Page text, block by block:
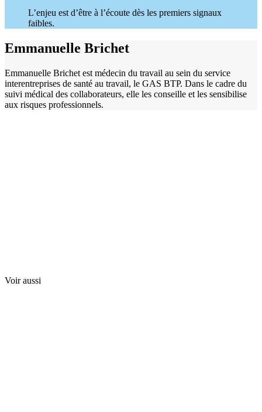
L’enjeu est d’être à l’écoute dès les premiers signaux
faibles.
Emmanuelle Brichet
Emmanuelle Brichet est médecin du travail au sein du service
interentreprises de santé au travail, le GAS BTP. Dans le cadre du
suivi médical des collaborateurs, elle les conseille et les sensibilise
aux risques professionnels.
Voir aussi